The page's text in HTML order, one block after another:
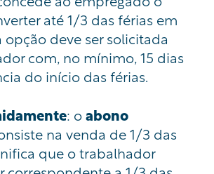
até 1/3 das férias em
opção deve ser solicitada
com, no mínimo, 15 dias
do início das férias.
: oabono
na venda de 1/3 das
que o trabalhador